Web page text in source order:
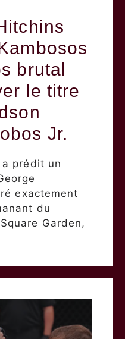
brutal
le titre
Jr.
prédit un
exactement
du
Garden,